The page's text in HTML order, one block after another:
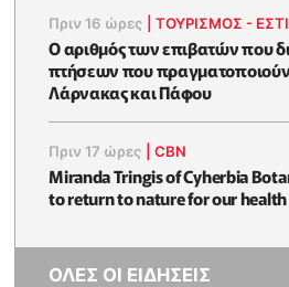
Πριν 16 ώρες |ΤΟΥΡΙΣΜΟΣ -
Ο αριθμός των επιβατών που
πτήσεων που
Λάρνακας και Πάφου
Πριν 17 ώρες |CBN
Miranda Tringis of Cyherbia
to return to nature for our
ΟΛΕΣ ΟΙ ΕΙΔΗΣΕΙΣ